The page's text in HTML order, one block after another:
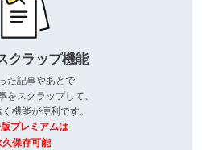
クラップ機能
た記事やあとで
をスクラップして、
機能が便利です。
プレミアムは
久保存可能